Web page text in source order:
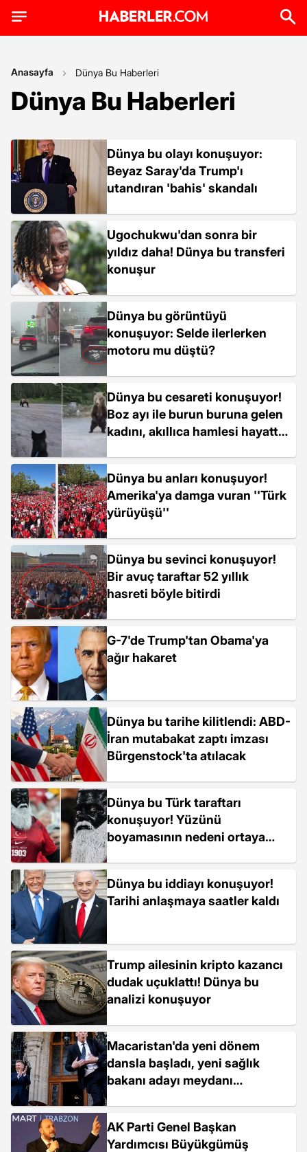
Anasayfa Dünya Bu Haberleri
Dünya Bu Haberleri
Dünya bu olayı konuşuyor:
Beyaz Saray'da Trump'ı
utandıran 'bahis' skandalı
Ugochukwu'dan sonra bir
yıldız daha! Dünya bu transferi
konuşur
Dünya bu görüntüyü
konuşuyor: Selde ilerlerken
motoru mu düştü?
Dünya bu cesareti konuşuyor!
Boz ayı ile burun buruna gelen
kadını, akıllıca hamlesi hayatta
Dünya bu anları konuşuyor!
Amerika'ya damga vuran ''Türk
yürüyüşü''
Dünya bu sevinci konuşuyor!
Bir avuç taraftar 52 yıllık
hasreti böyle bitirdi
G-7'de Trump'tan Obama'ya
ağır hakaret
Dünya bu tarihe kilitlendi: ABD-
İran mutabakat zaptı imzası
Bürgenstock'ta atılacak
Dünya bu Türk taraftarı
konuşuyor! Yüzünü
boyamasının nedeni ortaya
Dünya bu iddiayı konuşuyor!
Tarihi anlaşmaya saatler kaldı
Trump ailesinin kripto kazancı
dudak uçuklattı! Dünya bu
analizi konuşuyor
Macaristan'da yeni dönem
dansla başladı, yeni sağlık
bakanı adayı meydanı
AK Parti Genel Başkan
Yardımcısı Büyükgümüş